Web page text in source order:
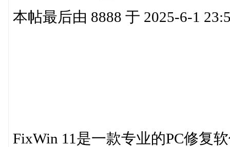
本帖最后由 8888 于 2025-6-1
FixWin 11是一款专业的PC修复